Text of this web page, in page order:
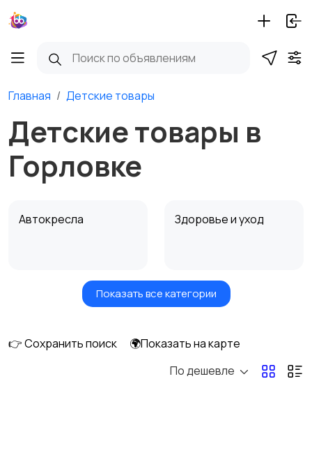
Главная Детские товары
Детские товары в
Горловке
Автокресла Здоровье и уход
Игрушки и игры Детские коляски
Купание
Показать все категории
👉 Сохранить поиск
🌍Показать на карте
По дешевле